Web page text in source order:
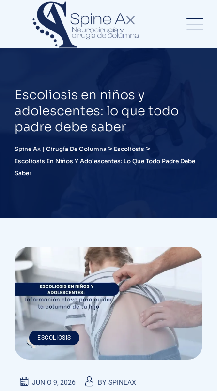
Escoliosis en niños y
adolescentes: lo que todo
padre debe saber
Spine Ax | Cirugía De Columna > Escoliosis >
Escoliosis En Niños Y Adolescentes: Lo Que Todo Padre Debe
Saber
ESCOLIOSIS
JUNIO 9, 2026 BY SPINEAX